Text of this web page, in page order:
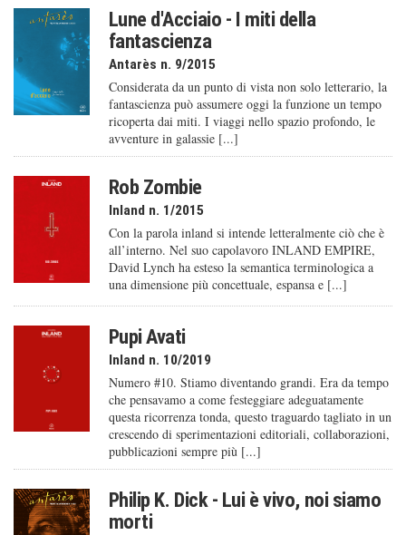
Lune d'Acciaio - I miti della
fantascienza
Antarès n. 9/2015
Considerata da un punto di vista non solo letterario, la
fantascienza può assumere oggi la funzione un tempo
ricoperta dai miti. I viaggi nello spazio profondo, le
avventure in galassie [...]
Rob Zombie
Inland n. 1/2015
Con la parola inland si intende letteralmente ciò che è
all’interno. Nel suo capolavoro INLAND EMPIRE,
David Lynch ha esteso la semantica terminologica a
una dimensione più concettuale, espansa e [...]
Pupi Avati
Inland n. 10/2019
Numero #10. Stiamo diventando grandi. Era da tempo
che pensavamo a come festeggiare adeguatamente
questa ricorrenza tonda, questo traguardo tagliato in un
crescendo di sperimentazioni editoriali, collaborazioni,
pubblicazioni sempre più [...]
Philip K. Dick - Lui è vivo, noi siamo
morti